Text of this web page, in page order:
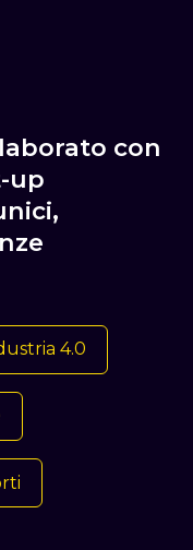
con
up
4.0